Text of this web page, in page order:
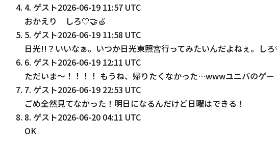
4. ゲスト2026-06-19 11:57 UTC
おかえり しろ🤍🤝🍏
5. ゲスト2026-06-19 11:58 UTC
日光!!？いいなぁ。いつか日光東照宮行ってみたいんだよねぇ。しろ
6. ゲスト2026-06-19 12:11 UTC
ただいま〜！！！！ もうね、帰りたくなかった…wwwユニバのゲ
7. ゲスト2026-06-19 22:53 UTC
ごめ全然見てなかった！明日になるんだけど日曜はできる！
8. ゲスト2026-06-20 04:11 UTC
OK